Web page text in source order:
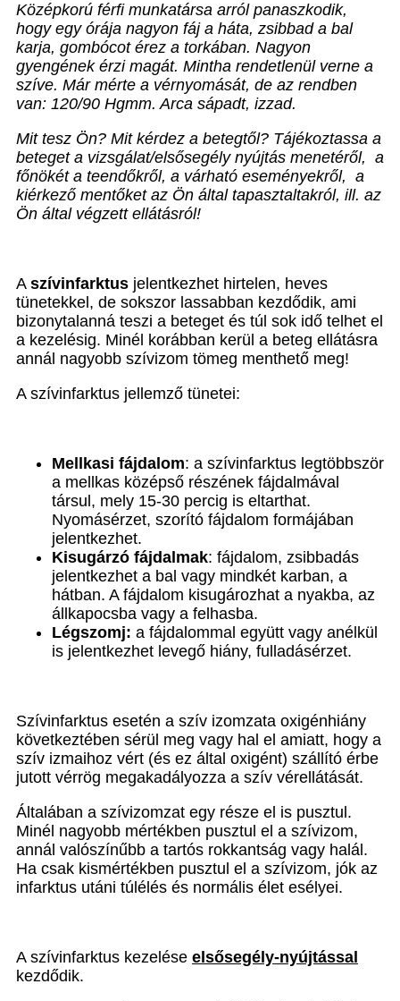
Középkorú férfi munkatársa arról panaszkodik,
hogy egy órája nagyon fáj a háta, zsibbad a bal
karja, gombócot érez a torkában. Nagyon
gyengének érzi magát. Mintha rendetlenül verne a
szíve. Már mérte a vérnyomását, de az rendben
van: 120/90 Hgmm. Arca sápadt, izzad.
Mit tesz Ön? Mit kérdez a betegtől? Tájékoztassa a
beteget a vizsgálat/elsősegély nyújtás menetéről, a
főnökét a teendőkről, a várható eseményekről, a
kiérkező mentőket az Ön által tapasztaltakról, ill. az
Ön által végzett ellátásról!
A szívinfarktus jelentkezhet hirtelen, heves
tünetekkel, de sokszor lassabban kezdődik, ami
bizonytalanná teszi a beteget és túl sok idő telhet el
a kezelésig. Minél korábban kerül a beteg ellátásra
annál nagyobb szívizom tömeg menthető meg!
A szívinfarktus jellemző tünetei:
Mellkasi fájdalom: a szívinfarktus legtöbbször
a mellkas középső részének fájdalmával
társul, mely 15-30 percig is eltarthat.
Nyomásérzet, szorító fájdalom formájában
jelentkezhet.
Kisugárzó fájdalmak: fájdalom, zsibbadás
jelentkezhet a bal vagy mindkét karban, a
hátban. A fájdalom kisugározhat a nyakba, az
állkapocsba vagy a felhasba.
Légszomj: a fájdalommal együtt vagy anélkül
is jelentkezhet levegő hiány, fulladásérzet.
Szívinfarktus esetén a szív izomzata oxigénhiány
következtében sérül meg vagy hal el amiatt, hogy a
szív izmaihoz vért (és ez által oxigént) szállító érbe
jutott vérrög megakadályozza a szív vérellátását.
Általában a szívizomzat egy része el is pusztul.
Minél nagyobb mértékben pusztul el a szívizom,
annál valószínűbb a tartós rokkantság vagy halál.
Ha csak kismértékben pusztul el a szívizom, jók az
infarktus utáni túlélés és normális élet esélyei.
A szívinfarktus kezelése elsősegély-nyújtással
kezdődik.